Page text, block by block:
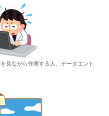
見ながら作業する人、データエント